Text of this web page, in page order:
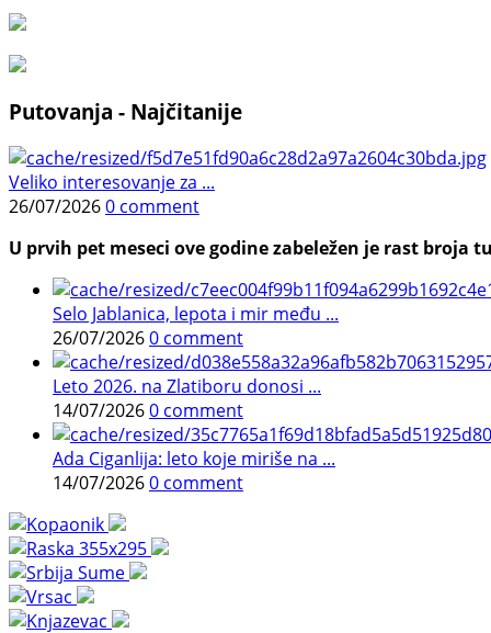
Putovanja - Najčitanije
Veliko interesovanje za ...
26/07/20260 comment
U prvih pet meseci ove godine zabeležen je rast
Selo Jablanica, lepota i mir među ...
26/07/20260 comment
Leto 2026. na Zlatiboru donosi ...
14/07/20260 comment
Ada Ciganlija: leto koje miriše na ...
14/07/20260 comment